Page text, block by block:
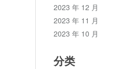
2023 年 12 月
2023 年 11 月
2023 年 10 月
分类